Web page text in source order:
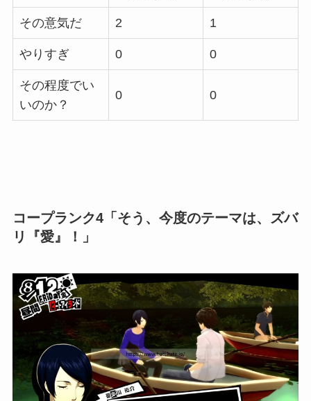
その意気だ 2 1
やりすぎ 0 0
その程度でい
いのか？
0 0
コープランク4「そう、今度のテーマは、ズバ
リ『愛』！」